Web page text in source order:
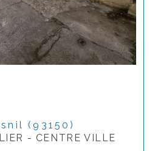
(93150)
- CENTRE VILLE